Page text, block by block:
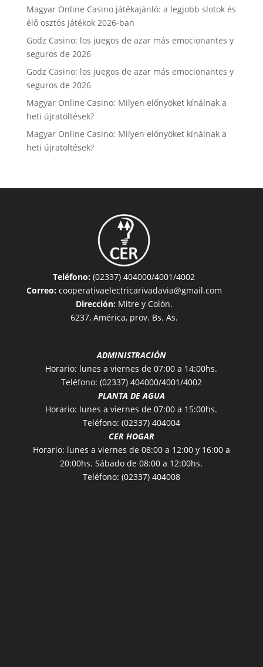
Magyar Online Casino játékajánló: a legjobb slotok és
élő osztós játékok 2026-ban
Godz Casino: los juegos de azar más emocionantes y
seguros de 2026
Godz Casino: los juegos de azar más emocionantes y
seguros de 2026
Magyar Online Casino: Milyen előnyöket kínálnak a
heti újratöltések?
Magyar Online Casino: Milyen előnyöket kínálnak a
heti újratöltések?
Teléfono: (02337) 404000/4001/4002
Correo:cooperativaelectricarivadavia@gmail.com
Dirección: Mitre y Colón.
6237, América, prov. Bs. As.
ADMINISTRACIÓN
Horario: lunes a viernes de 07:00 a 14:00hs.
Teléfono: (02337) 404000/4001/4002
PLANTA DE AGUA
Horario: lunes a viernes de 07:00 a 15:00hs.
Teléfono: (02337) 404004
CER HOGAR
Horario: lunes a viernes de 08:00 a 12:00 y 16:00 a
20:00hs. Sábado de 08:00 a 12:00hs.
Teléfono: (02337) 404008